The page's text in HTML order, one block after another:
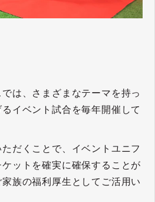
は、さまざまなテーマを持っ
イベント試合を毎年開催して
だくことで、イベントユニフ
ットを確実に確保することが
族の福利厚生としてご活用い